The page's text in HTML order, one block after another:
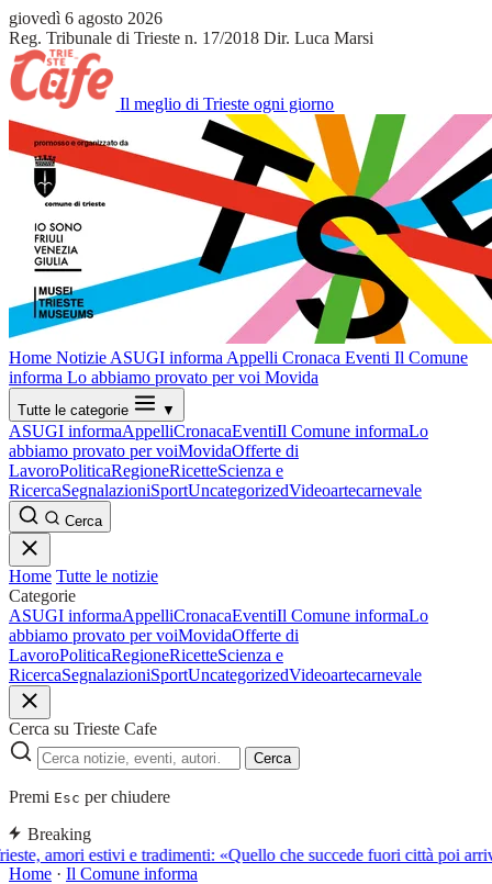
giovedì 6 agosto 2026
Reg. Tribunale di Trieste n. 17/2018 Dir. Luca Marsi
Il meglio di Trieste ogni giorno
Home Notizie ASUGI informa Appelli Cronaca Eventi Il Comune
informa Lo abbiamo provato per voi Movida
Tutte le categorie ▼
ASUGI informaAppelliCronacaEventiIl Comune informaLo
abbiamo provato per voiMovidaOfferte di
LavoroPoliticaRegioneRicetteScienza e
RicercaSegnalazioniSportUncategorizedVideoartecarnevale
Cerca
Home Tutte le notizie
Categorie
ASUGI informaAppelliCronacaEventiIl Comune informaLo
abbiamo provato per voiMovidaOfferte di
LavoroPoliticaRegioneRicetteScienza e
RicercaSegnalazioniSportUncategorizedVideoartecarnevale
Cerca su Trieste Cafe
Cerca
Premi Esc per chiudere
Breaking
amori estivi e tradimenti: «Quello che succede fuori città poi
Home · Il Comune informa